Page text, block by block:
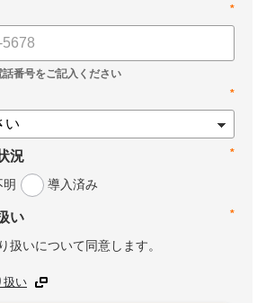
*
*
*
況
明 導入済み
*
い
扱いについて同意します。
扱い